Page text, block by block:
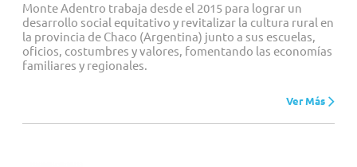
Monte Adentro trabaja desde el 2015 para lograr un
desarrollo social equitativo y revitalizar la cultura rural en
la provincia de Chaco (Argentina) junto a sus escuelas,
oficios, costumbres y valores, fomentando las economías
familiares y regionales.
Ver Más